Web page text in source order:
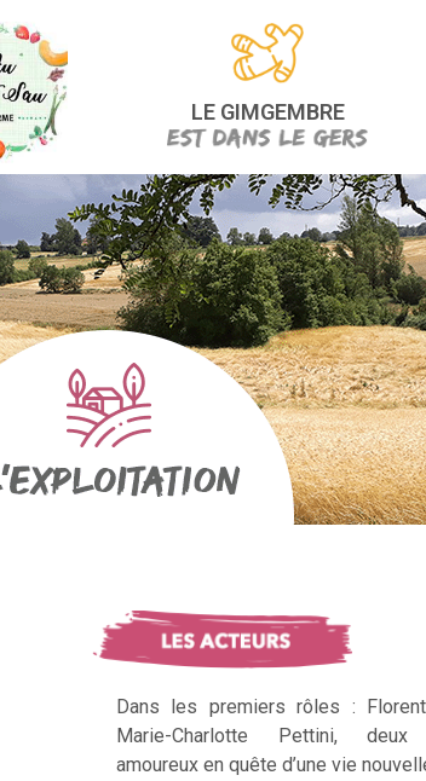
LE GIMGEMBRE
Dans les premiers rôles :
Marie-Charlotte Pettini, deux
amoureux en quête d’une vie